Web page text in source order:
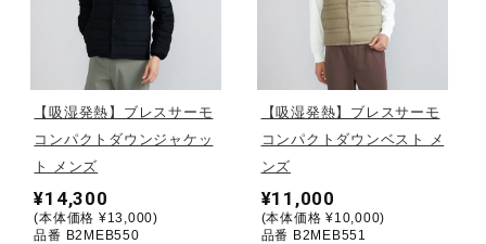
トレーニング
野球
【吸湿発熱】ブレスサーモ
コンパクトダウンジャケッ
ト メンズ
¥14,300
(本体価格 ¥13,000)
品番 B2MEB550
【吸湿発熱】ブレスサーモ
コンパクトダウンベスト メ
ンズ
¥11,000
(本体価格 ¥10,000)
品番 B2MEB551